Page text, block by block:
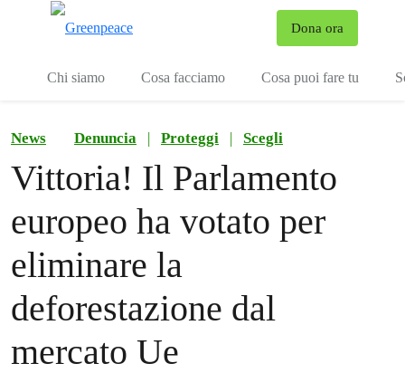
Dona ora
Chi siamo Cosa facciamo Cosa puoi fare tu
News Denuncia | Proteggi | Scegli
Vittoria! Il Parlamento
europeo ha votato per
eliminare la
deforestazione dal
mercato Ue